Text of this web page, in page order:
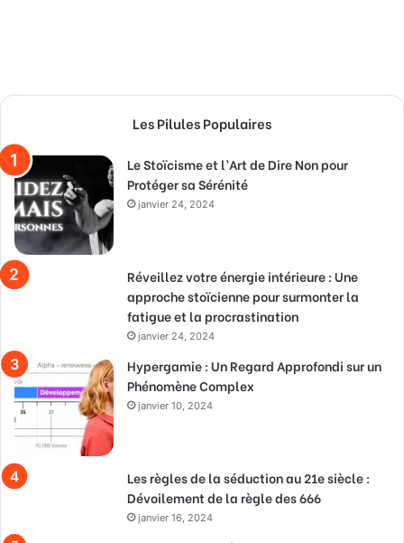
Les Pilules Populaires
Le Stoïcisme et l’Art de Dire Non pour
Protéger sa Sérénité
janvier 24, 2024
Réveillez votre énergie intérieure : Une
approche stoïcienne pour surmonter la
fatigue et la procrastination
janvier 24, 2024
Hypergamie : Un Regard Approfondi sur un
Phénomène Complex
janvier 10, 2024
Les règles de la séduction au 21e siècle :
Dévoilement de la règle des 666
janvier 16, 2024